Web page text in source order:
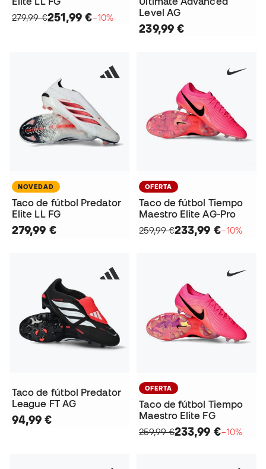
279,99 €251,99 €−10%
Level AG
239,99 €
NOVEDAD
Taco de fútbol Predator
Elite LL FG
279,99 €
OFERTA
Taco de fútbol Tiempo
Maestro Elite AG-Pro
259,99 €233,99 €−10%
Taco de fútbol Predator
League FT AG
94,99 €
OFERTA
Taco de fútbol Tiempo
Maestro Elite FG
259,99 €233,99 €−10%